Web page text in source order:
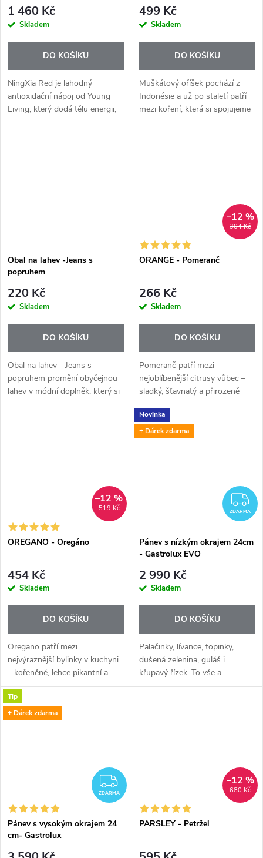
1 460 Kč
Skladem
DO KOŠÍKU
NingXia Red je lahodný
antioxidační nápoj od Young
Living, který dodá tělu energii,
podpoří imunitu a pomůže
499 Kč
Skladem
DO KOŠÍKU
Muškátový oříšek pochází z
Indonésie a už po staletí patří
mezi koření, která si spojujeme
s teplem, pohodou a tradiční
Obal na lahev -Jeans s
popruhem
220 Kč
Skladem
DO KOŠÍKU
Obal na lahev - Jeans s
popruhem promění obyčejnou
lahev v módní doplněk, který si
vezmete do města, na nákup,
304 Kč
–12 %
ORANGE - Pomeranč
266 Kč
Skladem
DO KOŠÍKU
Pomeranč patří mezi
nejoblíbenější citrusy vůbec –
sladký, šťavnatý a přirozeně
povzbuzující. Esenciální olej
Orange+ nabízí jeho čistou
citrusovou chuť a veselou vůni
519 Kč
–12 %
OREGANO - Oregáno
454 Kč
Skladem
DO KOŠÍKU
Oregano patří mezi
nejvýraznější bylinky v kuchyni
– kořeněné, lehce pikantní a
plné chuti. Esenciální olej
Oregano+ nabízí tuto typickou
chuť v koncentrované podobě,
Novinka
+ Dárek zdarma
ZDARMA
Pánev s nízkým okrajem 24cm
- Gastrolux EVO
2 990 Kč
Skladem
DO KOŠÍKU
Palačinky, lívance, topinky,
dušená zelenina, guláš i
křupavý řízek. To vše a
mnohem víc připravíte na
Tip
+ Dárek zdarma
ZDARMA
ZDARMA
Pánev s vysokým okrajem 24
cm- Gastrolux
680 Kč
–12 %
PARSLEY - Petržel